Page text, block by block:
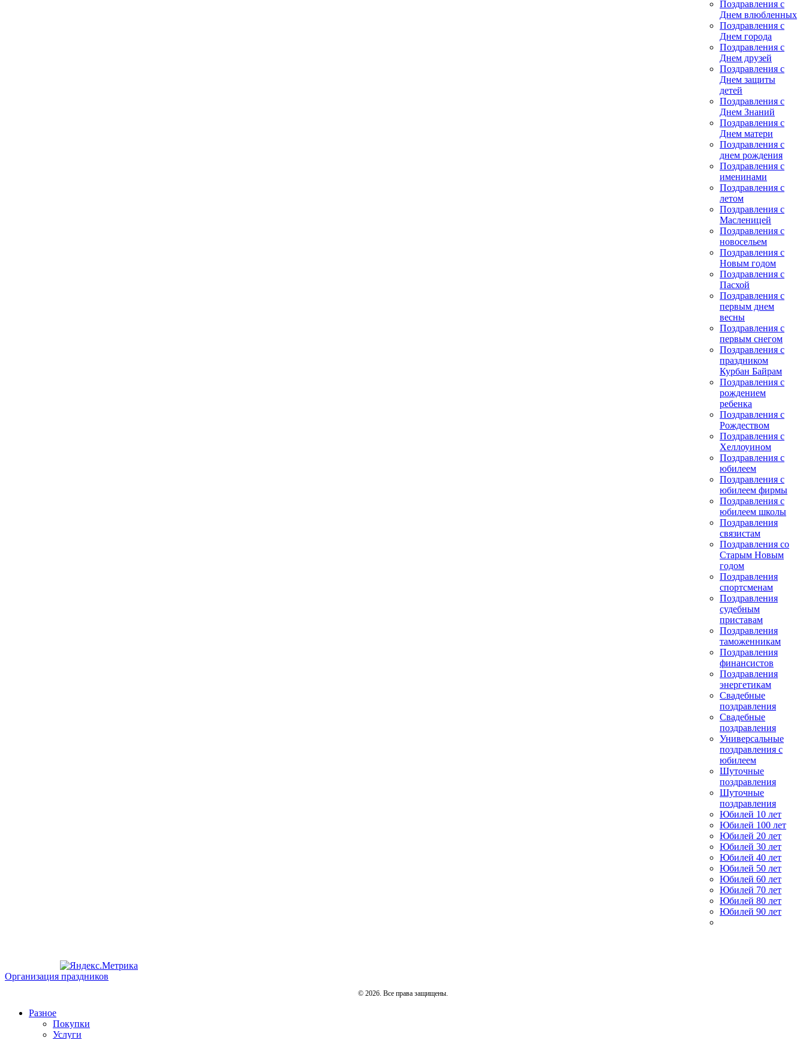
Поздравления с
Днем влюбленных
Поздравления с
Днем города
Поздравления с
Днем друзей
Поздравления с
Днем защиты
детей
Поздравления с
Днем Знаний
Поздравления с
Днем матери
Поздравления с
днем рождения
Поздравления с
именинами
Поздравления с
летом
Поздравления с
Масленицей
Поздравления с
новосельем
Поздравления с
Новым годом
Поздравления с
Пасхой
Поздравления с
первым днем
весны
Поздравления с
первым снегом
Поздравления с
праздником
Курбан Байрам
Поздравления с
рождением
ребенка
Поздравления с
Рождеством
Поздравления с
Хеллоуином
Поздравления с
юбилеем
Поздравления с
юбилеем фирмы
Поздравления с
юбилеем школы
Поздравления
связистам
Поздравления со
Старым Новым
годом
Поздравления
спортсменам
Поздравления
судебным
приставам
Поздравления
таможенникам
Поздравления
финансистов
Поздравления
энергетикам
Свадебные
поздравления
Свадебные
поздравления
Универсальные
поздравления с
юбилеем
Шуточные
поздравления
Шуточные
поздравления
Юбилей 10 лет
Юбилей 100 лет
Юбилей 20 лет
Юбилей 30 лет
Юбилей 40 лет
Юбилей 50 лет
Юбилей 60 лет
Юбилей 70 лет
Юбилей 80 лет
Юбилей 90 лет
Организация праздников
© 2026. Все права защищены.
Разное
Покупки
Услуги